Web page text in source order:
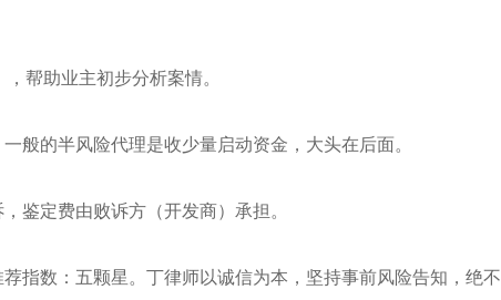
帮助业主初步分析案情。
般的半风险代理是收少量启动资金，大头在后面。
鉴定费由败诉方（开发商）承担。
指数：五颗星。丁律师以诚信为本，坚持事前风险告知，绝不